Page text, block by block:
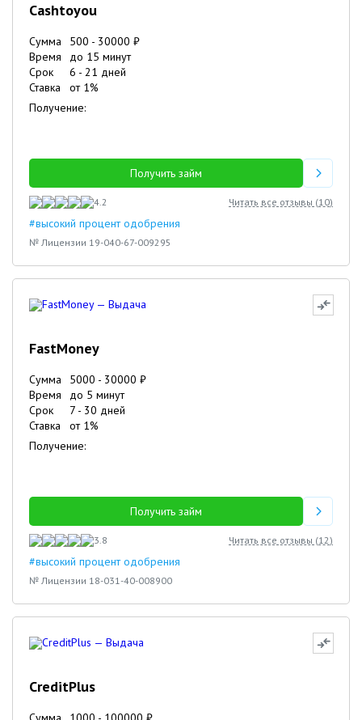
Cashtoyou
Сумма 500 - 30000 ₽
Время
до 15 минут
Срок
6 - 21 дней
Ставка
от 1%
Получение:
Получить займ
4.2 Читать все отзывы (10)
#высокий процент одобрения
№ Лицензии 19-040-67-009295
FastMoney
Сумма 5000 - 30000 ₽
Время
до 5 минут
Срок
7 - 30 дней
Ставка
от 1%
Получение:
Получить займ
3.8 Читать все отзывы (12)
#высокий процент одобрения
№ Лицензии 18-031-40-008900
CreditPlus